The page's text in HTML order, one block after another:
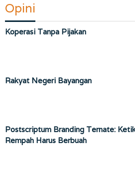
Opini
Koperasi Tanpa Pijakan
Rakyat Negeri Bayangan
Postscriptum Branding Ternate:
Rempah Harus Berbuah